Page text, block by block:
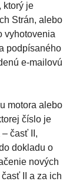
ktorý je
Strán, alebo
vyhotovenia
podpísaného
e-mailovú
motora alebo
číslo je
časť II,
dokladu o
nových
II a za ich